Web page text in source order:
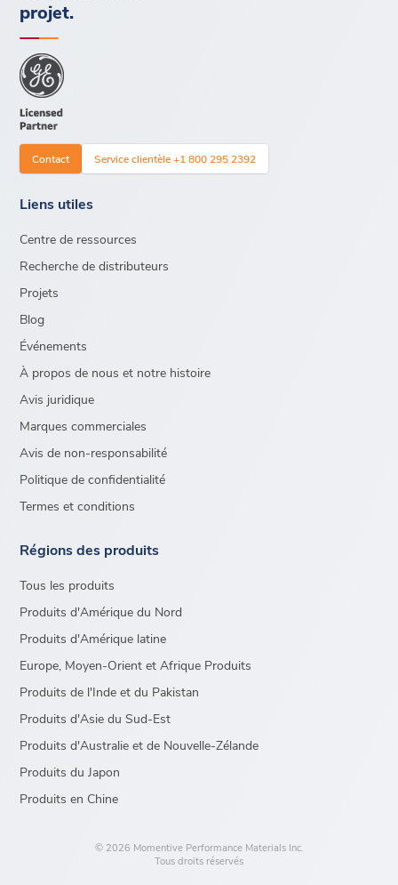
projet.
Contact Service clientèle +1 800 295 2392
Liens utiles
Centre de ressources
Recherche de distributeurs
Projets
Blog
Événements
À propos de nous et notre histoire
Avis juridique
Marques commerciales
Avis de non-responsabilité
Politique de confidentialité
Termes et conditions
Régions des produits
Tous les produits
Produits d'Amérique du Nord
Produits d'Amérique latine
Europe, Moyen-Orient et Afrique Produits
Produits de l'Inde et du Pakistan
Produits d'Asie du Sud-Est
Produits d'Australie et de Nouvelle-Zélande
Produits du Japon
Produits en Chine
© 2026 Momentive Performance Materials Inc.
Tous droits réservés